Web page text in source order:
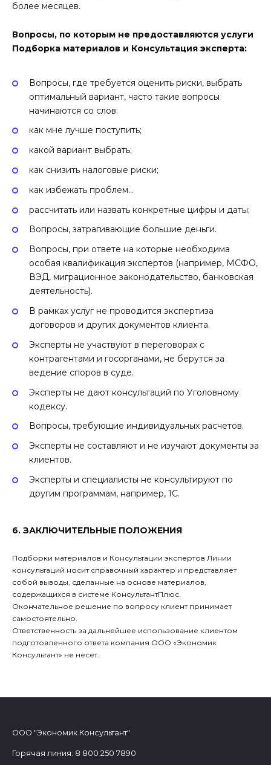
более месяцев.
Вопросы, по которым не предоставляются услуги
Подборка материалов и Консультация эксперта:
Вопросы, где требуется оценить риски, выбрать
оптимальный вариант, часто такие вопросы
начинаются со слов:
как мне лучше поступить;
какой вариант выбрать;
как снизить налоговые риски;
как избежать проблем…
рассчитать или назвать конкретные цифры и даты;
Вопросы, затрагивающие большие деньги.
Вопросы, при ответе на которые необходима
особая квалификация экспертов (например, МСФО,
ВЭД, миграционное законодательство, банковская
деятельность).
В рамках услуг не проводится экспертиза
договоров и других документов клиента.
Эксперты не участвуют в переговорах с
контрагентами и госорганами, не берутся за
ведение споров в суде.
Эксперты не дают консультаций по Уголовному
кодексу.
Вопросы, требующие индивидуальных расчетов.
Эксперты не составляют и не изучают документы за
клиентов.
Эксперты и специалисты не консультируют по
другим программам, например, 1С.
6. ЗАКЛЮЧИТЕЛЬНЫЕ ПОЛОЖЕНИЯ
Подборки материалов и Консультации экспертов Линии
консультаций носит справочный характер и представляет
собой выводы, сделанные на основе материалов,
содержащихся в системе КонсультантПлюс.
Окончательное решение по вопросу клиент принимает
самостоятельно.
Ответственность за дальнейшее использование клиентом
подготовленного ответа компания ООО «Экономик
Консультант» не несет.
ООО "Экономик Консультант"
Горячая линия: 8 800 250 7890